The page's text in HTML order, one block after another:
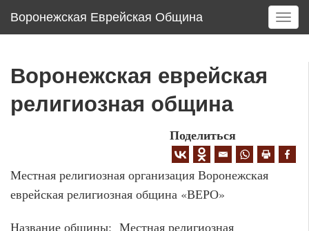
Воронежская Еврейская Община
T
o
i
Воронежская еврейская
религиозная община
Поделиться
Местная религиозная организация Воронежская
еврейская религиозная община «ВЕРО»
Название общины: Местная религиозная